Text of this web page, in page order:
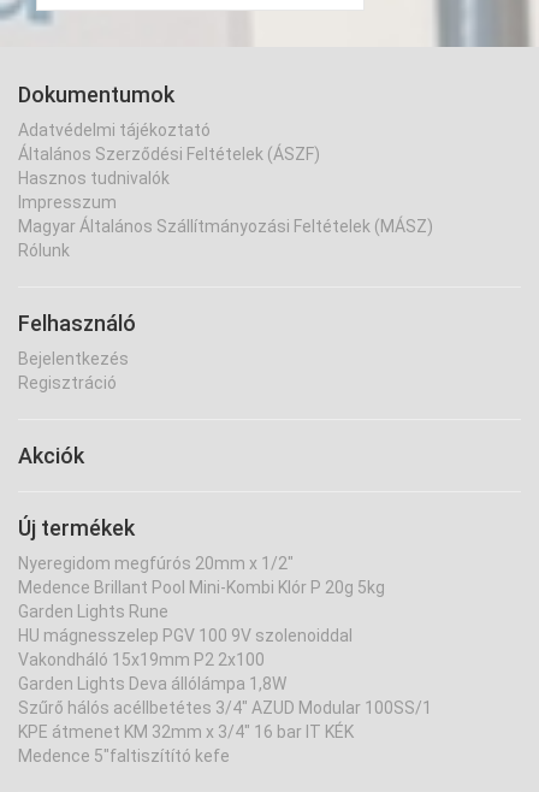
Dokumentumok
Adatvédelmi tájékoztató
Általános Szerződési Feltételek (ÁSZF)
Hasznos tudnivalók
Impresszum
Magyar Általános Szállítmányozási Feltételek (MÁSZ)
Rólunk
Felhasználó
Bejelentkezés
Regisztráció
Akciók
Új termékek
Nyeregidom megfúrós 20mm x 1/2"
Medence Brillant Pool Mini-Kombi Klór P 20g 5kg
Garden Lights Rune
HU mágnesszelep PGV 100 9V szolenoiddal
Vakondháló 15x19mm P2 2x100
Garden Lights Deva állólámpa 1,8W
Szűrő hálós acéllbetétes 3/4" AZUD Modular 100SS/1
KPE átmenet KM 32mm x 3/4" 16 bar IT KÉK
Medence 5"faltiszítító kefe